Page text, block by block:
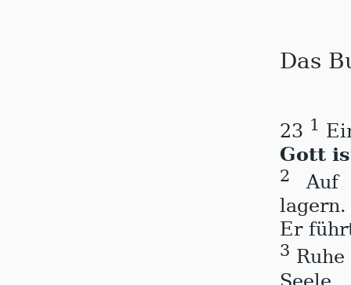
Das
23 1
Gott
2 Auf
lagern.
Er
3